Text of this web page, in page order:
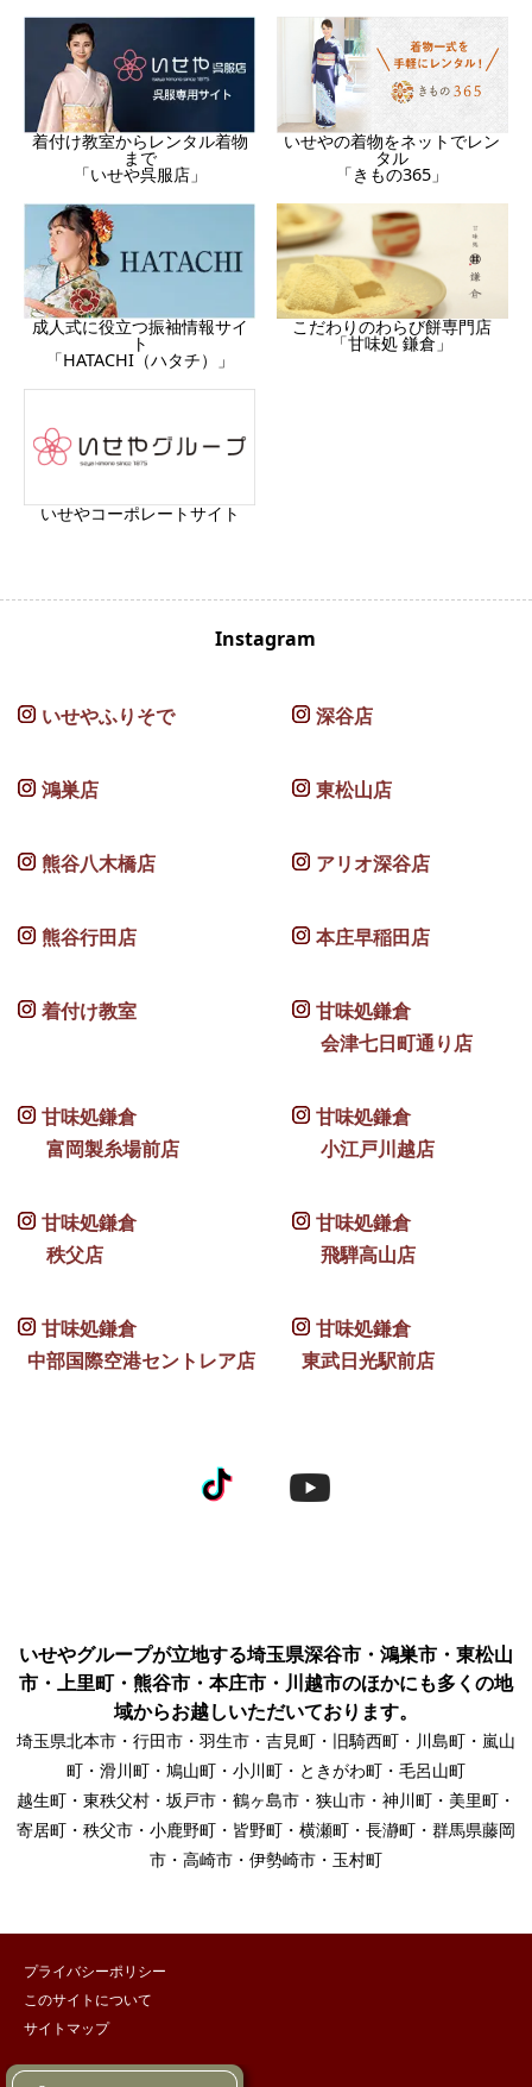
着付け教室からレンタル着物
まで
「いせや呉服店」
いせやの着物をネットでレン
タル
「きもの365」
成人式に役立つ振袖情報サイ
ト
「HATACHI（ハタチ）」
こだわりのわらび餅専門店
「甘味処 鎌倉」
いせやコーポレートサイト
Instagram
いせやふりそで 深谷店
鴻巣店 東松山店
熊谷八木橋店 アリオ深谷店
熊谷行田店 本庄早稲田店
着付け教室
甘味処鎌倉
会津七日町通り店
甘味処鎌倉
富岡製糸場前店
甘味処鎌倉
小江戸川越店
甘味処鎌倉
秩父店
甘味処鎌倉
飛騨高山店
甘味処鎌倉
中部国際空港セントレア店
甘味処鎌倉
東武日光駅前店
いせやグループが立地する埼玉県深谷市・鴻巣市・東松山
市・上里町・熊谷市・本庄市・川越市のほかにも多くの地
域からお越しいただいております。
埼玉県北本市・行田市・羽生市・吉見町・旧騎西町・川島町・嵐山
町・滑川町・鳩山町・小川町・ときがわ町・毛呂山町
越生町・東秩父村・坂戸市・鶴ヶ島市・狭山市・神川町・美里町・
寄居町・秩父市・小鹿野町・皆野町・横瀬町・長瀞町・群馬県藤岡
市・高崎市・伊勢崎市・玉村町
プライバシーポリシー
このサイトについて
サイトマップ